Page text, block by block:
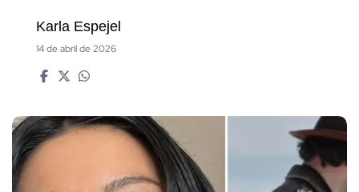
Karla Espejel
14 de abril de 2026